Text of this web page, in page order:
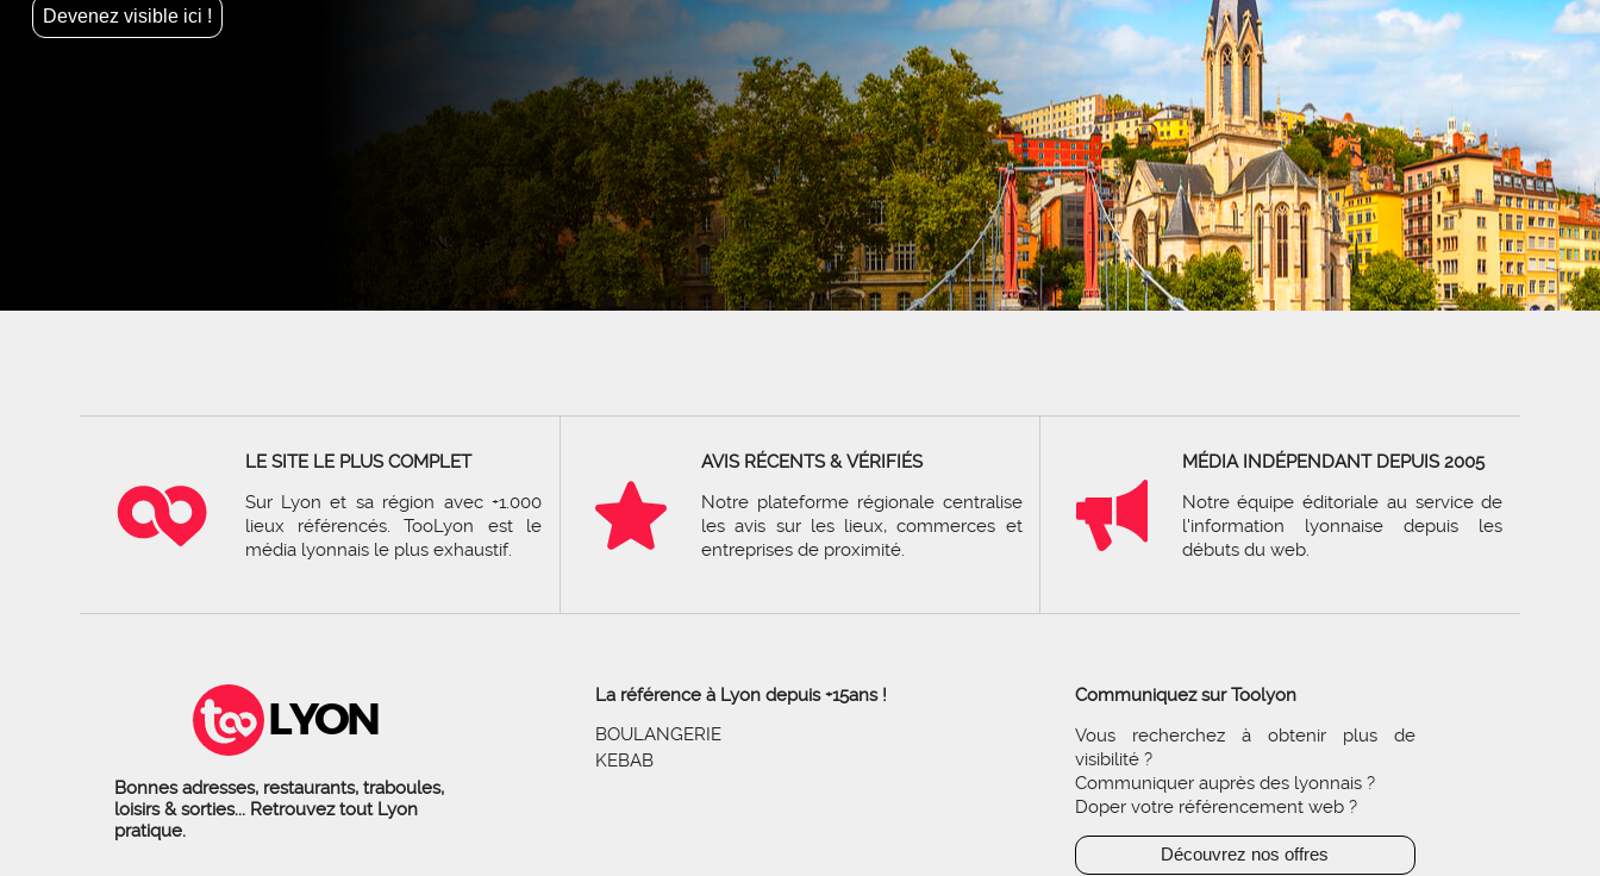
Devenez visible ici !
LE SITE LE PLUS COMPLET
Sur Lyon et sa région avec +1.000
lieux référencés. TooLyon est le
média lyonnais le plus exhaustif.
AVIS RÉCENTS & VÉRIFIÉS
Notre plateforme régionale centralise
les avis sur les lieux, commerces et
entreprises de proximité.
MÉDIA INDÉPENDANT DEPUIS 2005
Notre équipe éditoriale au service de
l'information lyonnaise depuis les
débuts du web.
LYON
Bonnes adresses, restaurants, traboules,
loisirs & sorties... Retrouvez tout Lyon
pratique.
La référence à Lyon depuis +15ans !
BOULANGERIE
KEBAB
Communiquez sur Toolyon
Vous recherchez à obtenir plus de
visibilité ?
Communiquer auprès des lyonnais ?
Doper votre référencement web ?
Découvrez nos offres